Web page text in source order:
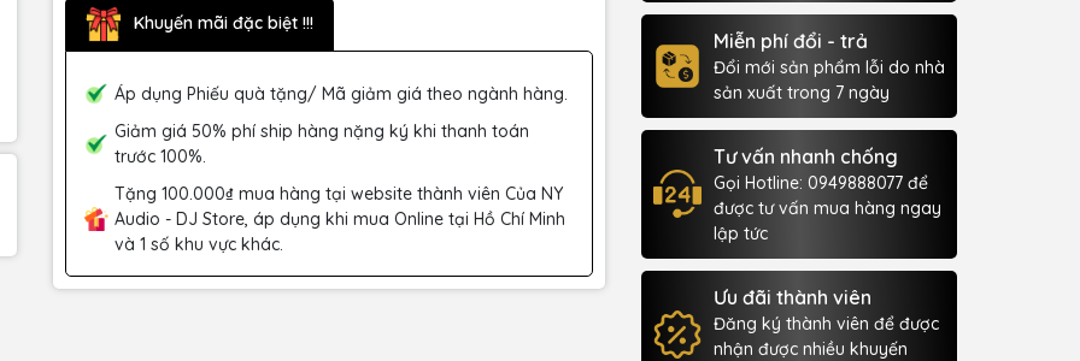
Khuyến mãi đặc biệt !!!
Áp dụng Phiếu quà tặng/ Mã giảm giá theo ngành hàng.
Giảm giá 50% phí ship hàng nặng ký khi thanh toán
trước 100%.
Tặng 100.000₫ mua hàng tại website thành viên Của NY
Audio - DJ Store, áp dụng khi mua Online tại Hồ Chí Minh
và 1 số khu vực khác.
Miễn phí đổi - trả
Đổi mới sản phẩm lỗi do nhà
sản xuất trong 7 ngày
Tư vấn nhanh chống
Gọi Hotline: 0949888077 để
được tư vấn mua hàng ngay
lập tức
Ưu đãi thành viên
Đăng ký thành viên để được
nhận được nhiều khuyến